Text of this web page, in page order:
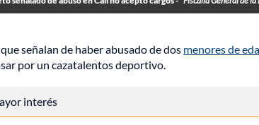
señalan de haber abusado de dos menores de
por un cazatalentos deportivo.
interés